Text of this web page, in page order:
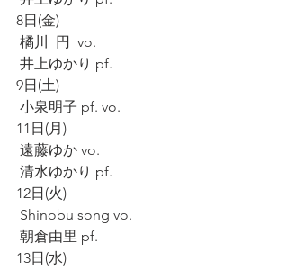
8日(金)
橘川  円  vo.
井上ゆかり pf.
9日(土)
小泉明子 pf. vo.
11日(月)
遠藤ゆか vo.
清水ゆかり pf.
12日(火)
Shinobu song vo.
朝倉由里 pf.
13日(水)